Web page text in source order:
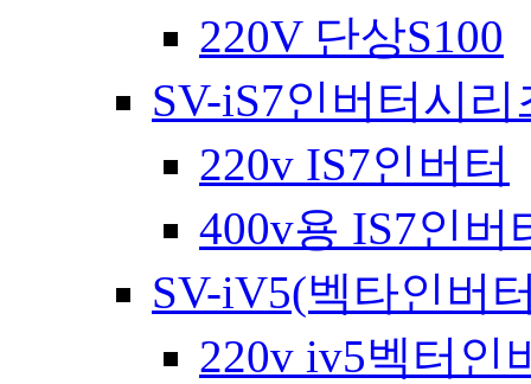
220V 단상S100
SV-iS7인버터시리
220v IS7인버터
400v용 IS7인버
SV-iV5(벡타인버
220v iv5벡터인